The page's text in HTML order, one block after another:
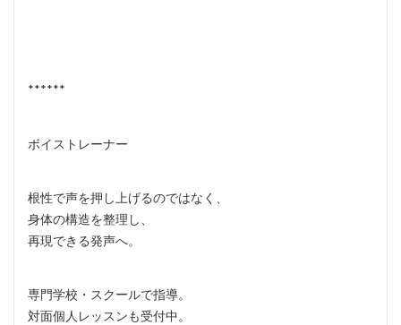
******
ボイストレーナー
根性で声を押し上げるのではなく、
身体の構造を整理し、
再現できる発声へ。
専門学校・スクールで指導。
対面個人レッスンも受付中。